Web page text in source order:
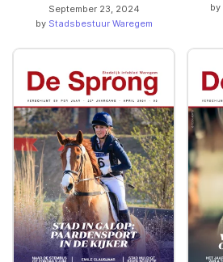
September 23, 2024
by Stadsbestuur Waregem
by